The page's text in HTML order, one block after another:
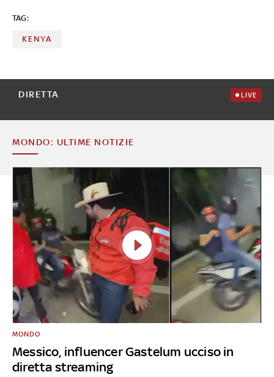
TAG:
KENYA
DIRETTA LIVE
MONDO: ULTIME NOTIZIE
Messico, influencer Gastelum ucciso in
diretta streaming
MONDO